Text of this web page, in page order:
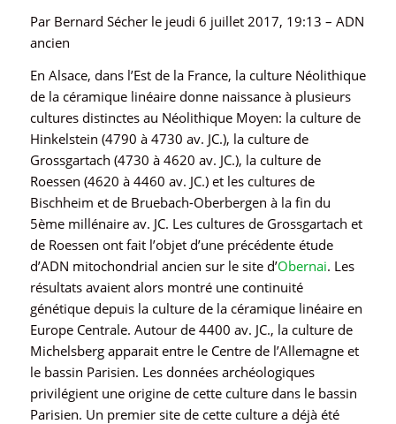
Par Bernard Sécher le jeudi 6 juillet 2017, 19:13 – ADN
ancien
En Alsace, dans l’Est de la France, la culture Néolithique
de la céramique linéaire donne naissance à plusieurs
cultures distinctes au Néolithique Moyen: la culture de
Hinkelstein (4790 à 4730 av. JC.), la culture de
Grossgartach (4730 à 4620 av. JC.), la culture de
Roessen (4620 à 4460 av. JC.) et les cultures de
Bischheim et de Bruebach-Oberbergen à la fin du
5ème millénaire av. JC. Les cultures de Grossgartach et
de Roessen ont fait l’objet d’une précédente étude
d’ADN mitochondrial ancien sur le site d’Obernai. Les
résultats avaient alors montré une continuité
génétique depuis la culture de la céramique linéaire en
Europe Centrale. Autour de 4400 av. JC., la culture de
Michelsberg apparait entre le Centre de l’Allemagne et
le bassin Parisien. Les données archéologiques
privilégient une origine de cette culture dans le bassin
Parisien. Un premier site de cette culture a déjà été